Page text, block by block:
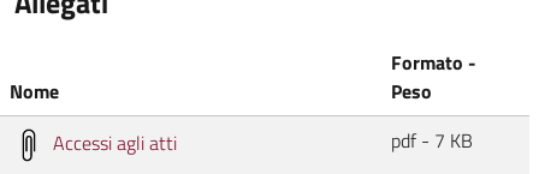
Nome
Formato -
Peso
Accessi agli atti
pdf - 7 KB